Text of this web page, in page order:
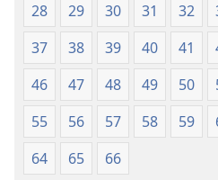
28
29 30 31 32
37
38 39 40 41
46
47 48 49 50
55
56 57 58 59
64
65 66